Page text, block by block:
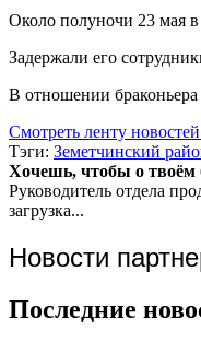
Около полуночи 23 мая в
Задержали его
В отношении
Смотреть ленту
Тэги: Земетчинский
Хочешь, чтобы о твоём
Руководитель отдела
загрузка...
Новости
Последние